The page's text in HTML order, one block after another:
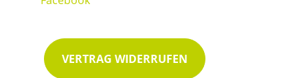
VERTRAG WIDERRUFEN